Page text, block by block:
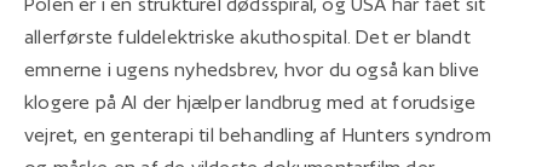
allerførste fuldelektriske akuthospital. Det er blandt
emnerne i ugens nyhedsbrev, hvor du også kan blive
klogere på AI der hjælper landbrug med at forudsige
vejret, en genterapi til behandling af Hunters syndrom